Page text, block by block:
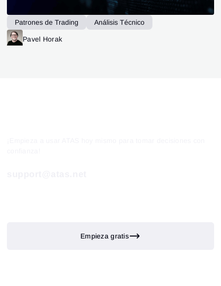
Patrones de Trading
Análisis Técnico
Technical analysis
Pavel Horak
Empieza gratis